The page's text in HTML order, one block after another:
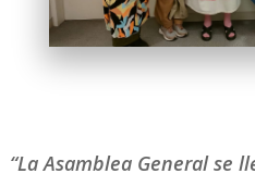
“La Asamblea General se